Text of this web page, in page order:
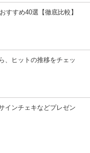
すすめ40選【徹底比較】
、ヒットの推移をチェッ
インチェキなどプレゼン